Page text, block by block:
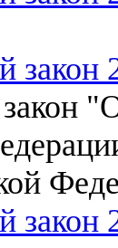
закон
закон